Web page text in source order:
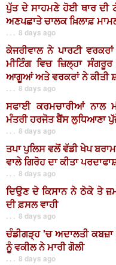
ਪੁੱਤ ਦੇ ਸਾਹਮਣੇ ਹੋਈ ਥਾਰ ਦੀ
ਅਣਪਛਾਤੇ ਚਾਲਕ ਖ਼ਿਲਾਫ਼
. . . 8 days ago
ਕੇਜਰੀਵਾਲ ਨੇ ਪਾਰਟੀ
ਮੀਟਿੰਗ ਵਿਚ ਜ਼ਿਲ੍ਹਾ
ਆਗੂਆਂ ਅਤੇ ਵਰਕਰਾਂ ਨੇ ਕੀਤੀ
. . . 8 days ago
ਸਫਾਈ ਕਰਮਚਾਰੀਆਂ ਨਾਲ
ਮੰਤਰੀ ਹਰਜੋਤ ਬੈਂਸ ਲੁਧਿਆਣਾ
. . . 8 days ago
ਤਪਾ ਪੁਲਿਸ ਵਲੋਂ ਵੱਡੀ ਖੇਪ
ਵਾਲੇ ਗਿਰੋਹ ਦਾ ਕੀਤਾ
. . . 8 days ago
ਦਿਉਣ ਦੇ ਕਿਸਾਨ ਨੇ ਠੇਕੇ ਤੇ
ਦੀ ਫ਼ਸਲ ਵਾਹੀ
. . . 8 days ago
ਚੰਡੀਗੜ੍ਹ 'ਚ ਅਦਾਲਤੀ
ਨੂੰ ਵਕੀਲ ਨੇ ਮਾਰੀ ਗੋਲੀ
. . . 8 days ago